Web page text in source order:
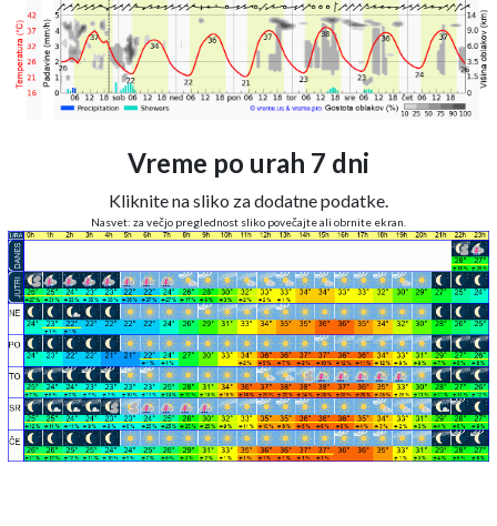
Vreme po urah 7 dni
Kliknite na sliko za dodatne podatke.
Nasvet: za večjo preglednost sliko povečajte ali obrnite ekran.